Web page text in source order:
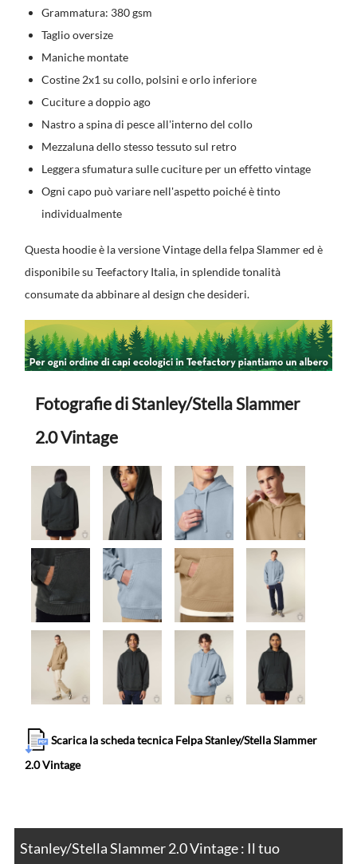
Grammatura: 380 gsm
Taglio oversize
Maniche montate
Costine 2x1 su collo, polsini e orlo inferiore
Cuciture a doppio ago
Nastro a spina di pesce all'interno del collo
Mezzaluna dello stesso tessuto sul retro
Leggera sfumatura sulle cuciture per un effetto vintage
Ogni capo può variare nell'aspetto poiché è tinto
individualmente
Questa hoodie è la versione Vintage della felpa Slammer ed è
disponibile su Teefactory Italia, in splendide tonalità
consumate da abbinare al design che desideri.
Fotografie di Stanley/Stella Slammer
2.0 Vintage
Scarica la scheda tecnica Felpa Stanley/Stella Slammer
2.0 Vintage
Stanley/Stella Slammer 2.0 Vintage : Il tuo